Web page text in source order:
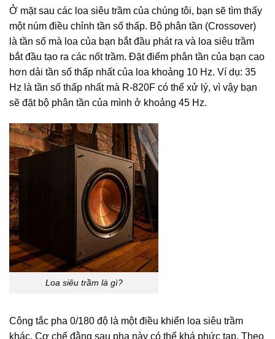
Ở mặt sau các loa siêu trầm của chúng tôi, bạn sẽ tìm thấy
một núm điều chỉnh tần số thấp. Bộ phân tần (Crossover)
là tần số mà loa của bạn bắt đầu phát ra và loa siêu trầm
bắt đầu tạo ra các nốt trầm. Đặt điểm phân tần của bạn cao
hơn dải tần số thấp nhất của loa khoảng 10 Hz. Ví dụ: 35
Hz là tần số thấp nhất mà R-820F có thể xử lý, vì vậy bạn
sẽ đặt bộ phân tần của mình ở khoảng 45 Hz.
Loa siêu trầm là gì?
Công tắc pha 0/180 độ là một điều khiển loa siêu trầm
khác. Cơ chế đằng sau pha này có thể khá phức tạp. Theo